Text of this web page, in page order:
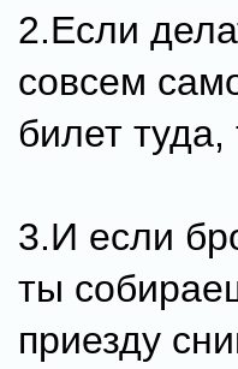
2.Если
совсем
билет туда,
3.И если
ты
приезду